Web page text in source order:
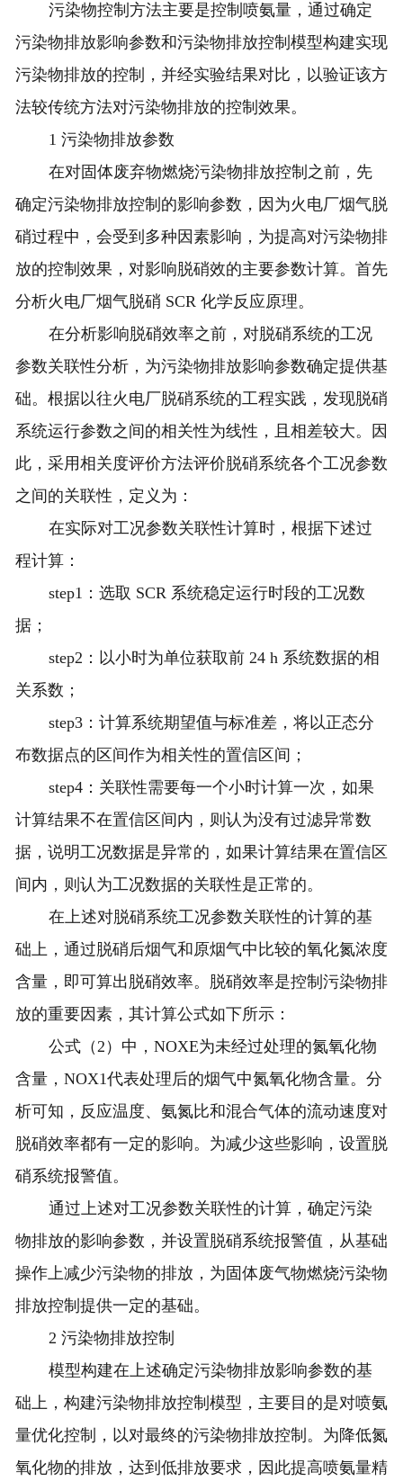
污染物控制方法主要是控制喷氨量，通过确定
污染物排放影响参数和污染物排放控制模型构建实现
污染物排放的控制，并经实验结果对比，以验证该方
法较传统方法对污染物排放的控制效果。
1 污染物排放参数
在对固体废弃物燃烧污染物排放控制之前，先
确定污染物排放控制的影响参数，因为火电厂烟气脱
硝过程中，会受到多种因素影响，为提高对污染物排
放的控制效果，对影响脱硝效的主要参数计算。首先
分析火电厂烟气脱硝 SCR 化学反应原理。
在分析影响脱硝效率之前，对脱硝系统的工况
参数关联性分析，为污染物排放影响参数确定提供基
础。根据以往火电厂脱硝系统的工程实践，发现脱硝
系统运行参数之间的相关性为线性，且相差较大。因
此，采用相关度评价方法评价脱硝系统各个工况参数
之间的关联性，定义为：
在实际对工况参数关联性计算时，根据下述过
程计算：
step1：选取 SCR 系统稳定运行时段的工况数
据；
step2：以小时为单位获取前 24 h 系统数据的相
关系数；
step3：计算系统期望值与标准差，将以正态分
布数据点的区间作为相关性的置信区间；
step4：关联性需要每一个小时计算一次，如果
计算结果不在置信区间内，则认为没有过滤异常数
据，说明工况数据是异常的，如果计算结果在置信区
间内，则认为工况数据的关联性是正常的。
在上述对脱硝系统工况参数关联性的计算的基
础上，通过脱硝后烟气和原烟气中比较的氧化氮浓度
含量，即可算出脱硝效率。脱硝效率是控制污染物排
放的重要因素，其计算公式如下所示：
公式（2）中，NOXE为未经过处理的氮氧化物
含量，NOX1代表处理后的烟气中氮氧化物含量。分
析可知，反应温度、氨氮比和混合气体的流动速度对
脱硝效率都有一定的影响。为减少这些影响，设置脱
硝系统报警值。
通过上述对工况参数关联性的计算，确定污染
物排放的影响参数，并设置脱硝系统报警值，从基础
操作上减少污染物的排放，为固体废气物燃烧污染物
排放控制提供一定的基础。
2 污染物排放控制
模型构建在上述确定污染物排放影响参数的基
础上，构建污染物排放控制模型，主要目的是对喷氨
量优化控制，以对最终的污染物排放控制。为降低氮
氧化物的排放，达到低排放要求，因此提高喷氨量精